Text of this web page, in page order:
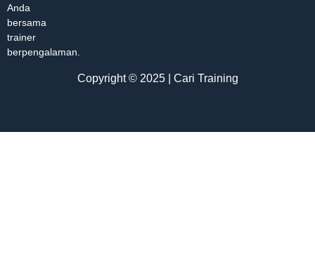
Anda
bersama
trainer
berpengalaman.
Copyright © 2025 | Cari Training